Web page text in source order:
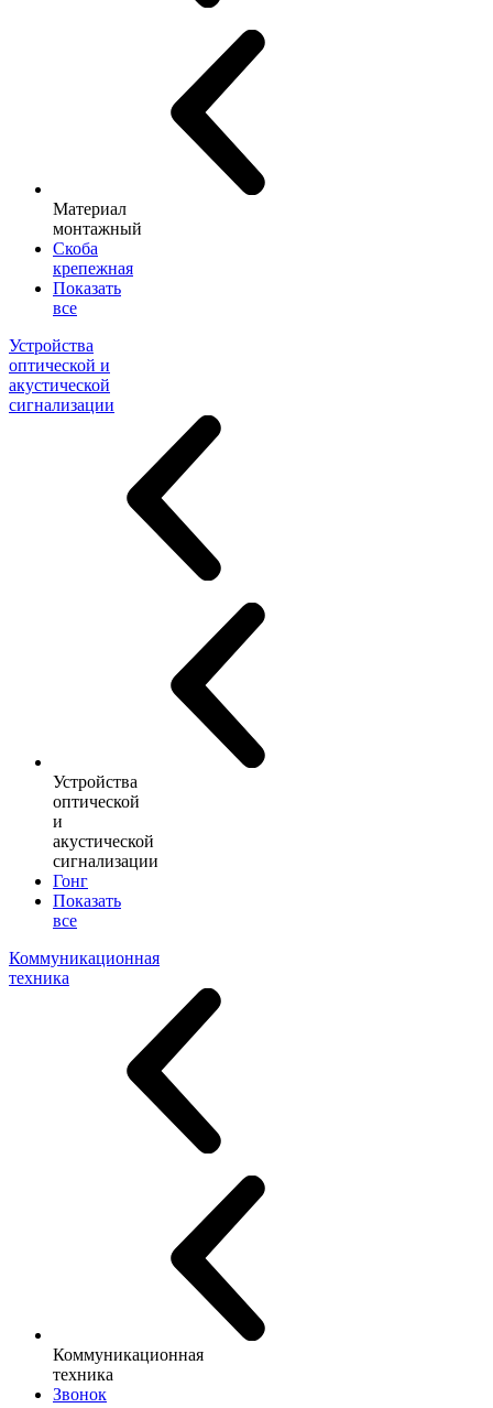
Материал
монтажный
Скоба
крепежная
Показать
все
Устройства
оптической и
акустической
сигнализации
Устройства
оптической
и
акустической
сигнализации
Гонг
Показать
все
Коммуникационная
техника
Коммуникационная
техника
Звонок